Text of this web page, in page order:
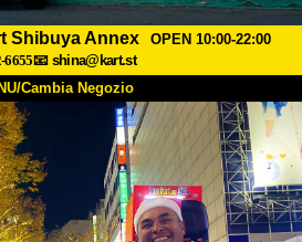
Shibuya Annex
OPEN 10:00-22:00
6655📧 shina@kart.st
Cambia Negozio
Specifiche Prezzo
Recensioni FAQ